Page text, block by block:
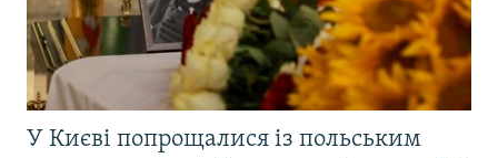
У Києві попрощалися із польським